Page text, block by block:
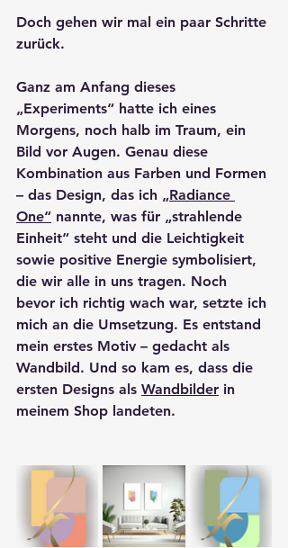
Doch gehen wir mal ein paar Schritte
zurück.
Ganz am Anfang dieses
„Experiments“ hatte ich eines
Morgens, noch halb im Traum, ein
Bild vor Augen. Genau diese
Kombination aus Farben und Formen
– das Design, das ich „Radiance
One“ nannte, was für „strahlende
Einheit“ steht und die Leichtigkeit
sowie positive Energie symbolisiert,
die wir alle in uns tragen. Noch
bevor ich richtig wach war, setzte ich
mich an die Umsetzung. Es entstand
mein erstes Motiv – gedacht als
Wandbild. Und so kam es, dass die
ersten Designs als Wandbilder in
meinem Shop landeten.